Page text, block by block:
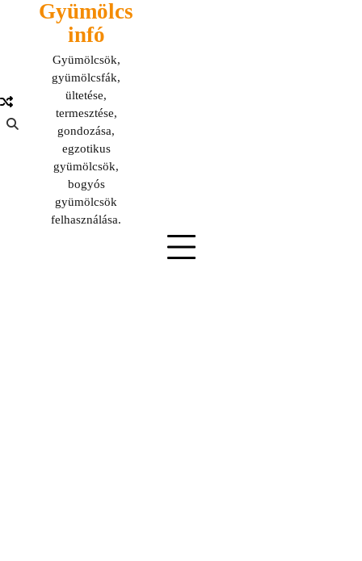
Gyümölcs
infó
Gyümölcsök,
gyümölcsfák,
ültetése,
termesztése,
gondozása,
egzotikus
gyümölcsök,
bogyós
gyümölcsök
felhasználása.